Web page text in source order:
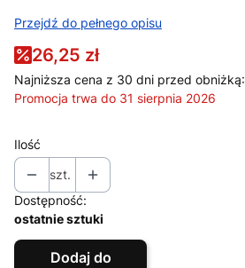
Przejdź do pełnego opisu
26,25 zł
Najniższa cena z 30 dni przed obniżką:
Promocja trwa do 31 sierpnia 2026
Ilość
szt.
Dostępność:
ostatnie sztuki
Dodaj do